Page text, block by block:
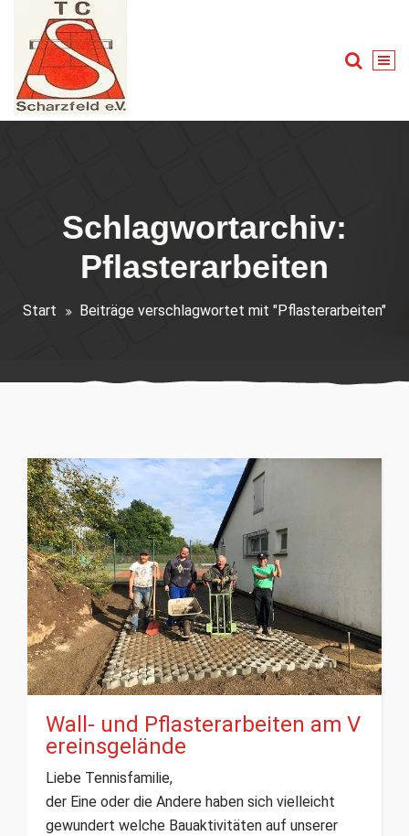
springen
Schlagwortarchiv:
Pflasterarbeiten
Start Beiträge verschlagwortet mit "Pflasterarbeiten"
Wall- und Pflasterarbeiten am V
ereinsgelände
Liebe Tennisfamilie,
der Eine oder die Andere haben sich vielleicht
gewundert welche Bauaktivitäten auf unserer